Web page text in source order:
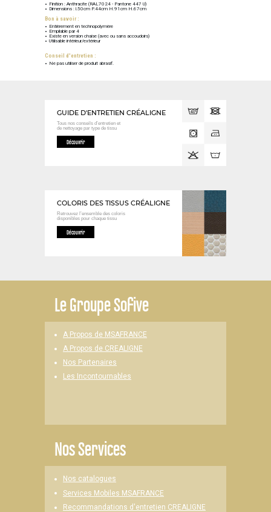
Finition : Anthracite (RAL7024 - Pantone 447 U)
Dimensions : l.50cm P.44cm H.91cm H.67cm
Bon à savoir :
Entièrement en technopolymère
Empilable par 4
Existe en version chaise (avec ou sans accoudoirs)
Utilisable intérieur/extérieur
Conseil d'entretien :
Ne pas utiliser de produit abrasif.
GUIDE D'ENTRETIEN CRÉALIGNE
Tous nos conseils d’entretien et
de nettoyage par type de tissu
Découvrir
COLORIS DES TISSUS CRÉALIGNE
Retrouvez l’ensemble des coloris
disponibles pour chaque tissu
Découvrir
LeGroupe Sofive
A Propos de MSAFRANCE
A Propos de CREALIGNE
Nos Partenaires
Les Incontournables
Nos Services
Nos catalogues
Services Mobiles MSAFRANCE
Recommandations d'entretien CREALIGNE